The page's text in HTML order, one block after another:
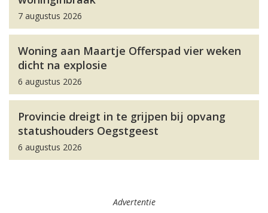
7 augustus 2026
Woning aan Maartje Offerspad vier weken
dicht na explosie
6 augustus 2026
Provincie dreigt in te grijpen bij opvang
statushouders Oegstgeest
6 augustus 2026
Advertentie